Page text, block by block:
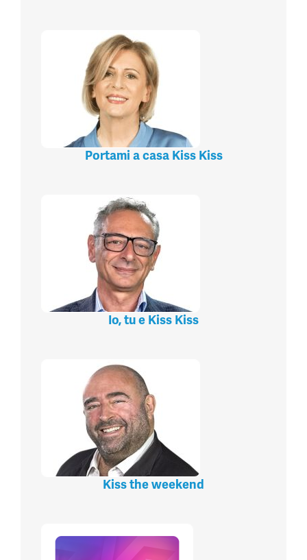
Portami a casa Kiss Kiss
Io, tu e Kiss Kiss
Kiss the weekend